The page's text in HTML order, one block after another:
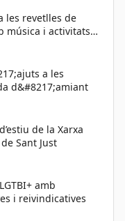
les revetlles de
música i activitats
a les
d&#8217;amiant
de la Xarxa
Sant Just
amb
i reivindicatives